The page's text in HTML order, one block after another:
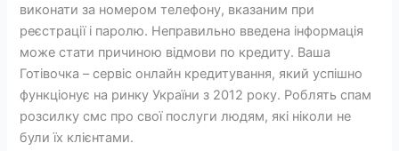
виконати за номером телефону, вказаним при
реєстрації і паролю. Неправильно введена інформація
може стати причиною відмови по кредиту. Ваша
Готівочка – сервіс онлайн кредитування, який успішно
функціонує на ринку України з 2012 року. Роблять спам
розсилку смс про свої послуги людям, які ніколи не
були їх клієнтами.